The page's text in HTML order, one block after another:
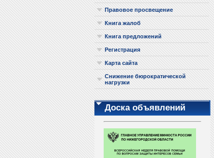
Правовое просвещение
Книга жалоб
Книга предложений
Регистрация
Карта сайта
Снижение бюрократической
нагрузки
Доска объявлений